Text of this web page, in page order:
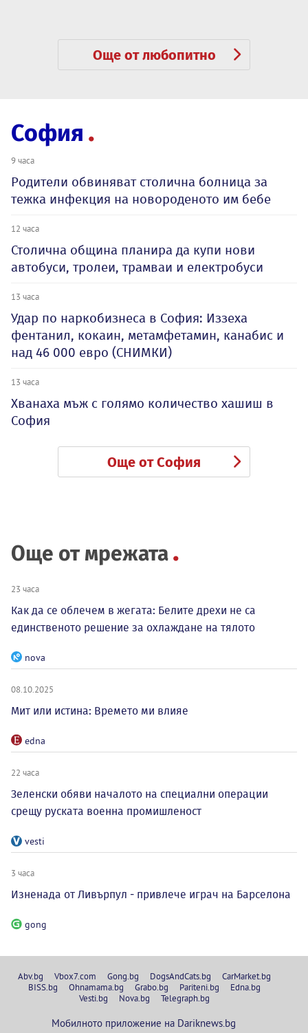
Още от любопитно
София
9 часа
Родители обвиняват столична болница за
тежка инфекция на новороденото им бебе
12 часа
Столична община планира да купи нови
автобуси, тролеи, трамваи и електробуси
13 часа
Удар по наркобизнеса в София: Иззеха
фентанил, кокаин, метамфетамин, канабис и
над 46 000 евро (СНИМКИ)
13 часа
Хванаха мъж с голямо количество хашиш в
София
Още от София
Още от мрежата
23 часа
Как да се облечем в жегата: Белите дрехи не са
единственото решение за охлаждане на тялото
nova
08.10.2025
Мит или истина: Времето ми влияе
edna
22 часа
Зеленски обяви началото на специални операции
срещу руската военна промишленост
vesti
3 часа
Изненада от Ливърпул - привлече играч на Барселона
gong
Abv.bg Vbox7.com Gong.bg DogsAndCats.bg
CarMarket.bg
BISS.bg
Ohnamama.bg Grabo.bg Pariteni.bg
Edna.bg
Vesti.bg
Nova.bg Telegraph.bg
Мобилното приложение на Dariknews.bg